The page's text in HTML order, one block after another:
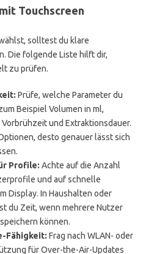
Touchscreen
solltest du klare
Die folgende Liste hilft dir,
zu prüfen.
Prüfe, welche Parameter du
Beispiel Volumen in ml,
und Extraktionsdauer.
desto genauer lässt sich
Profile: Achte auf die Anzahl
und auf schnelle
Display. In Haushalten oder
du Zeit, wenn mehrere Nutzer
können.
Fähigkeit: Frag nach WLAN- oder
für Over-the-Air-Updates